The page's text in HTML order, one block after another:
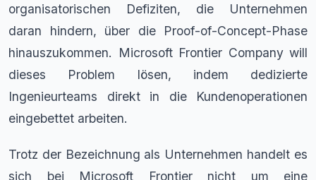
organisatorischen Defiziten, die Unternehmen
daran hindern, über die Proof-of-Concept-Phase
hinauszukommen. Microsoft Frontier Company will
dieses Problem lösen, indem dedizierte
Ingenieurteams direkt in die Kundenoperationen
eingebettet arbeiten.
Trotz der Bezeichnung als Unternehmen handelt es
sich bei Microsoft Frontier nicht um eine